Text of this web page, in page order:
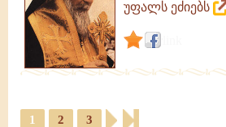
უფალს ეძიებს
1 2 3